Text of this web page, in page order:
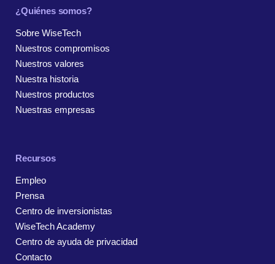
¿Quiénes somos?
Sobre WiseTech
Nuestros compromisos
Nuestros valores
Nuestra historia
Nuestros productos
Nuestras empresas
Recursos
Empleo
Prensa
Centro de inversionistas
WiseTech Academy
Centro de ayuda de privacidad
Contacto